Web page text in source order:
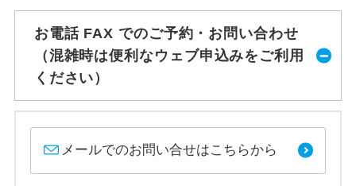
お電話 FAX でのご予約・お問い合わせ
（混雑時は便利なウェブ申込みをご利用
ください）
メールでのお問い合せはこちらから